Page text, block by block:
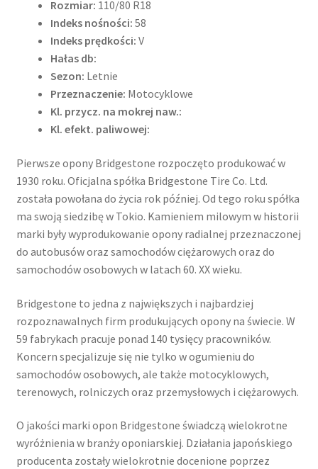
Rozmiar: 110/80 R18
Indeks nośności: 58
Indeks prędkości: V
Hałas db:
Sezon: Letnie
Przeznaczenie: Motocyklowe
Kl. przycz. na mokrej naw.:
Kl. efekt. paliwowej:
Pierwsze opony Bridgestone rozpoczęto produkować w
1930 roku. Oficjalna spółka Bridgestone Tire Co. Ltd.
została powołana do życia rok później. Od tego roku spółka
ma swoją siedzibę w Tokio. Kamieniem milowym w historii
marki były wyprodukowanie opony radialnej przeznaczonej
do autobusów oraz samochodów ciężarowych oraz do
samochodów osobowych w latach 60. XX wieku.
Bridgestone to jedna z największych i najbardziej
rozpoznawalnych firm produkujących opony na świecie. W
59 fabrykach pracuje ponad 140 tysięcy pracowników.
Koncern specjalizuje się nie tylko w ogumieniu do
samochodów osobowych, ale także motocyklowych,
terenowych, rolniczych oraz przemysłowych i ciężarowych.
O jakości marki opon Bridgestone świadczą wielokrotne
wyróżnienia w branży oponiarskiej. Działania japońskiego
producenta zostały wielokrotnie docenione poprzez